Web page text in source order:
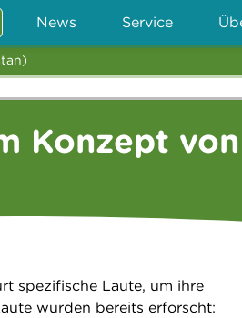
News Service
Konzept von
spezifische Laute, um ihre
wurden bereits erforscht: